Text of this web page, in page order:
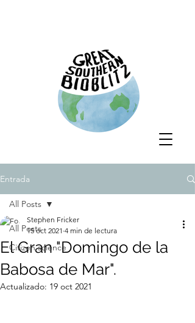
Entrada
All Posts
Citizen science
All Posts
El Gran "Domingo de la
Babosa de Mar".
Stephen Fricker
15 oct 2021 4 min de lectura
Actualizado: 19 oct 2021